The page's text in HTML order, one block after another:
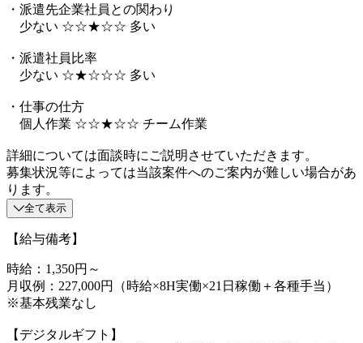
・派遣先企業社員との関わり
少ない ☆☆★☆☆ 多い
・派遣社員比率
少ない ☆★☆☆☆ 多い
・仕事の仕方
個人作業 ☆☆★☆☆ チーム作業
詳細については面談時にご説明させていただきます。
募集状況等によっては当該案件へのご案内が難しい場合があ
ります。
全て表示
【給与備考】
時給：1,350円～
月収例：227,000円（時給×8H実働×21日稼働＋各種手当）
※基本残業なし
【デジタルギフト】